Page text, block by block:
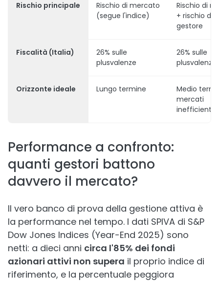
Rischio principale
Rischio di mercato
(segue l'indice)
Rischio di
+ rischio del
gestore
Fiscalità (Italia)
26% sulle
plusvalenze
26% sulle
plusvalenze
Orizzonte ideale Lungo termine
Medio
mercati
inefficienti
Performance a confronto:
quanti gestori battono
davvero il mercato?
Il vero banco di prova della gestione attiva è
la performance nel tempo. I dati SPIVA di S&P
Dow Jones Indices (Year-End 2025) sono
netti: a dieci anni circa l'85% dei fondi
azionari attivi non supera il proprio indice di
riferimento, e la percentuale peggiora